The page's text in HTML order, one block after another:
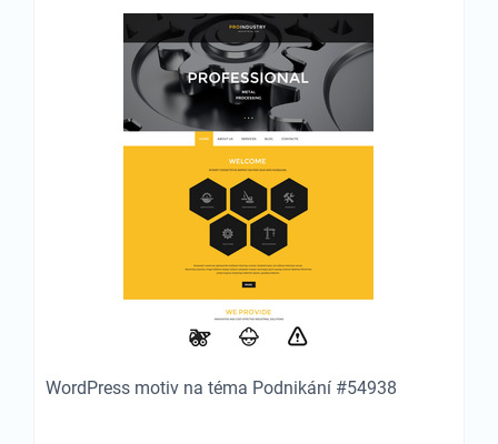
WordPress motiv na téma Podnikání #54938